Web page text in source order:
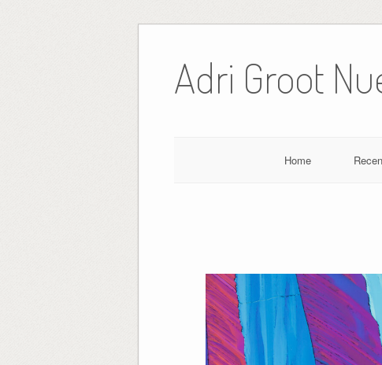
de
inhoud
Adri Groot
Home